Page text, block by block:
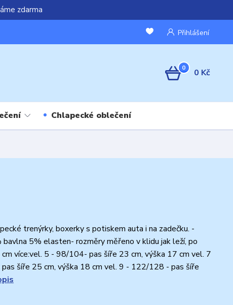
zdarma
Přihlášení
0 0 Kč
Chlapecké oblečení
trenýrky, boxerky s potiskem auta i na zadečku. -
5% elasten- rozměry měřeno v klidu jak leží, po
cm více:vel. 5 - 98/104- pas šíře 23 cm, výška 17 cm vel. 7
šíře 25 cm, výška 18 cm vel. 9 - 122/128 - pas šíře